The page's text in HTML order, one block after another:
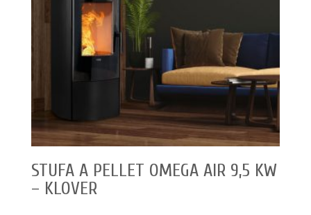
STUFA A PELLET OMEGA AIR 9,5 KW
– KLOVER